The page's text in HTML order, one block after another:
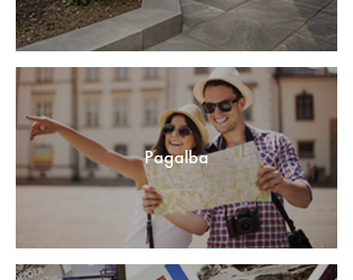
Pagalba